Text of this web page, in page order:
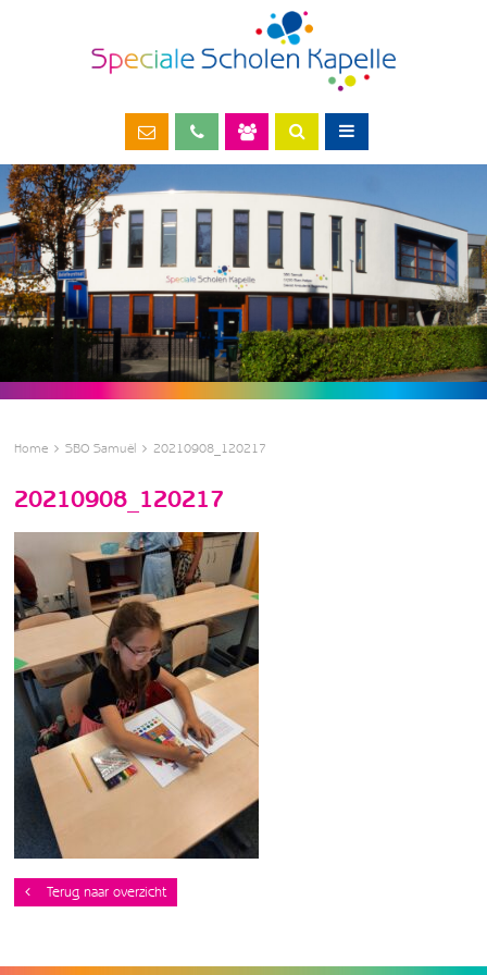
Home SBO Samuël 20210908_120217
20210908_120217
Terug naar overzicht